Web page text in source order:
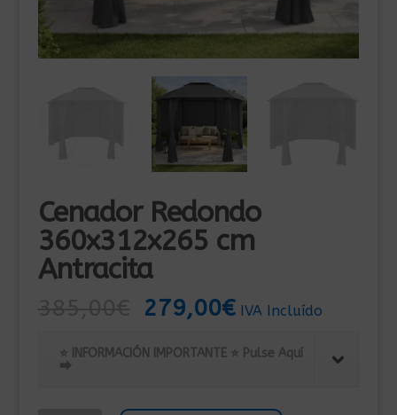
Cenador Redondo
360x312x265 cm
Antracita
El
original
385,00€.
279,00€El
actual
279,00€.
IVA Incluído
⭐ INFORMACIÓN IMPORTANTE ⭐ Pulse Aquí
⮕